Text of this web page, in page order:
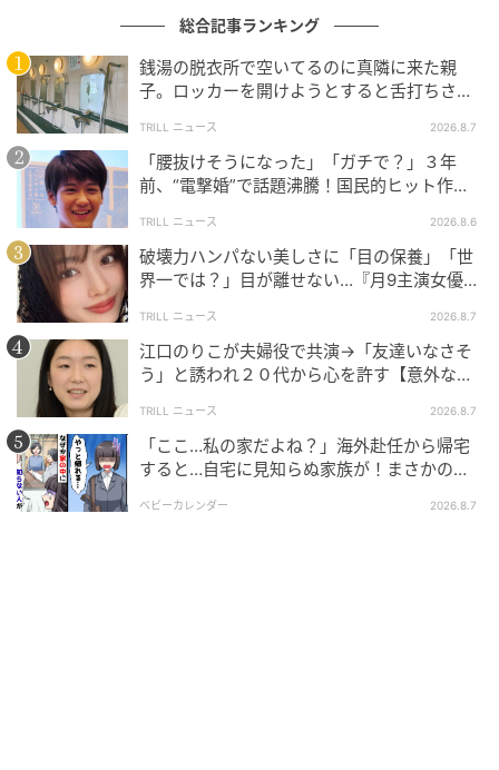
総合記事ランキング
銭湯の脱衣所で空いてるのに真隣に来た親
子。ロッカーを開けようとすると舌打ちさ
中で拍手」
TRILL ニュース 2026.8.7
「腰抜けそうになった」「ガチで？」３年
前、“電撃婚”で話題沸騰！国民的ヒット作
TRILL ニュース 2026.8.6
破壊力ハンパない美しさに「目の保養」「世
界一では？」目が離せない…『月9主演女優
TRILL ニュース 2026.8.7
江口のりこが夫婦役で共演→「友達いなさそ
う」と誘われ２０代から心を許す【意外な親
TRILL ニュース 2026.8.7
「ここ…私の家だよね？」海外赴任から帰宅
すると…自宅に見知らぬ家族が！まさかの真
ベビーカレンダー 2026.8.7